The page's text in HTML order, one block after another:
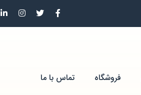
فروشگاه تماس با ما